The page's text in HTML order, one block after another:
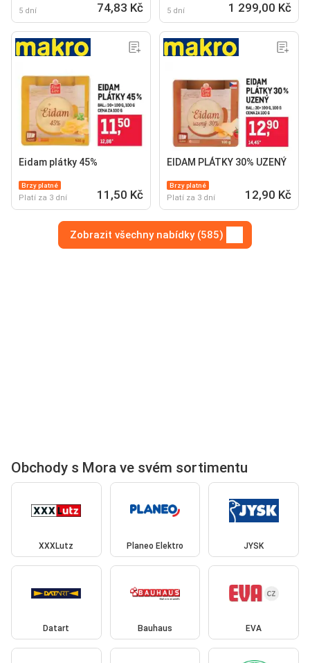
5 dní 74,83 Kč 5 dní 1 299,00 Kč
Eidam plátky 45%
Brzy platné
Platí za 3 dní 11,50 Kč
EIDAM PLÁTKY 30% UZENÝ
Brzy platné
Platí za 3 dní 12,90 Kč
Zobrazit všechny nabídky (585)
Obchody s Mora ve svém sortimentu
XXXLutz Planeo Elektro JYSK
Datart Bauhaus EVA